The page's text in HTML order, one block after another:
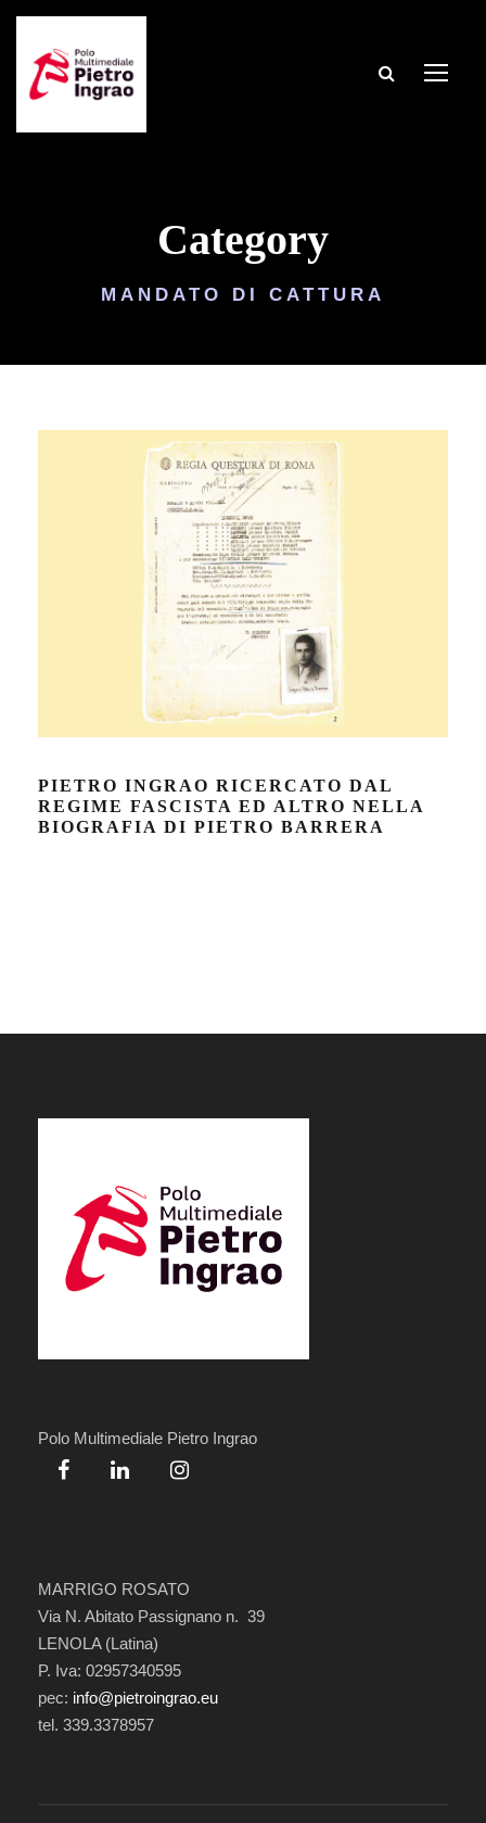
Category
MANDATO DI CATTURA
PIETRO INGRAO RICERCATO DAL
REGIME FASCISTA ED ALTRO NELLA
BIOGRAFIA DI PIETRO BARRERA
Polo Multimediale Pietro Ingrao
MARRIGO ROSATO
Via N. Abitato Passignano n. 39
LENOLA (Latina)
P. Iva: 02957340595
pec: info@pietroingrao.eu
tel. 339.3378957